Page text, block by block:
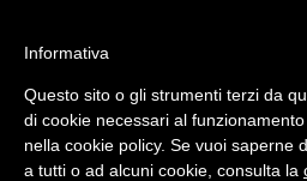
Informativa
Questo sito o gli strumenti terzi da
di cookie necessari al
nella cookie policy. Se vuoi saperne
a tutti o ad alcuni cookie, consulta la